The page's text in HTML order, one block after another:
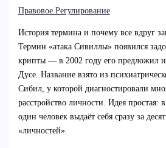
Правовое Регулирование
История термина и почему все вдруг
Термин «атака Сивиллы» появился
крипты — в 2002 году его предложил
Дусе. Название взято из
Сибил, у которой диагностировали
расстройство личности. Идея простая:
один человек выдаёт себя сразу за
«личностей».